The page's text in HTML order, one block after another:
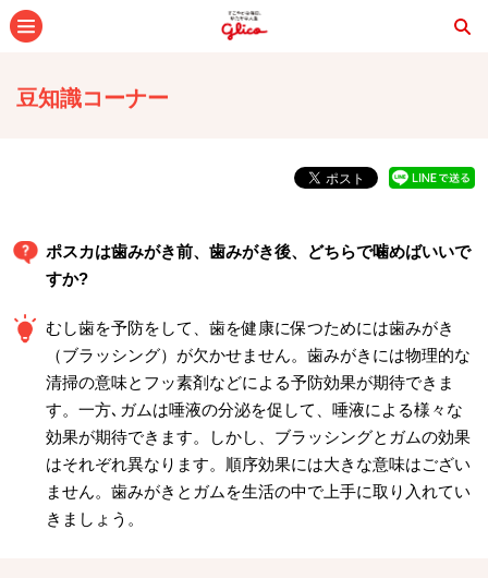
豆知識コーナー
ポスカは歯みがき前、歯みがき後、どちらで噛めばいいで
すか?
むし歯を予防をして、歯を健康に保つためには歯みがき
（ブラッシング）が欠かせません。歯みがきには物理的な
清掃の意味とフッ素剤などによる予防効果が期待できま
す。一方､ガムは唾液の分泌を促して、唾液による様々な
効果が期待できます。しかし、ブラッシングとガムの効果
はそれぞれ異なります。順序効果には大きな意味はござい
ません。歯みがきとガムを生活の中で上手に取り入れてい
きましょう。